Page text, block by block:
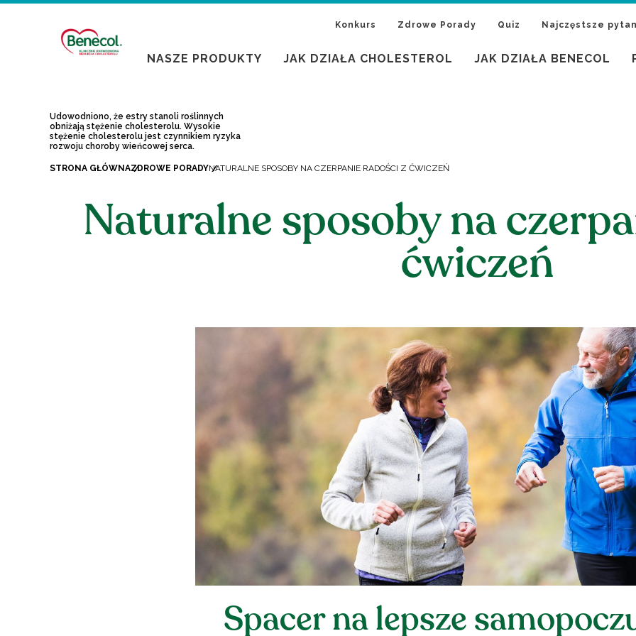
Konkurs Zdrowe Porady Quiz Najczęstsze
Udowodniono, że estry stanoli roślinnych
obniżają stężenie cholesterolu. Wysokie
stężenie cholesterolu jest czynnikiem ryzyka
rozwoju choroby wieńcowej serca.
NASZE PRODUKTY JAK DZIAŁA CHOLESTEROL JAK DZIAŁA BENECOL
STRONA GŁÓWNAZDROWE PORADYNATURALNE SPOSOBY NA CZERPANIE RADOŚCI Z ĆWICZEŃ
Naturalne sposoby na
ćwiczeń
Spacer na lepsze